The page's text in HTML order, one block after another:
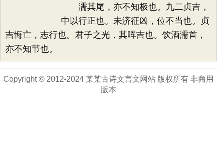
濡其尾，亦不知极也。九二贞吉，
中以行正也。未济征凶，位不当也。贞
吉悔亡，志行也。君子之光，其晖吉也。饮酒濡首，
亦不知节也。
Copyright © 2012-2024 某某古诗文言文网站 版权所有 非商用
版本